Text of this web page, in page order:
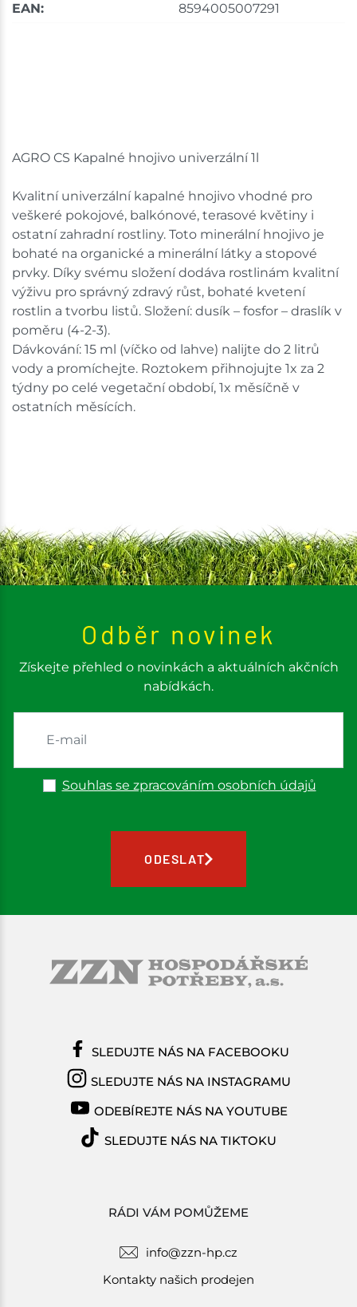
Ceny na prodejnách se mohou lišit od cen na e-
shopu.
EAN: 8594005007291
AGRO CS Kapalné hnojivo univerzální 1l
Kvalitní univerzální kapalné hnojivo vhodné pro
veškeré pokojové, balkónové, terasové květiny i
ostatní zahradní rostliny. Toto minerální hnojivo je
bohaté na organické a minerální látky a stopové
prvky. Díky svému složení dodáva rostlinám kvalitní
výživu pro správný zdravý růst, bohaté kvetení
rostlin a tvorbu listů. Složení: dusík – fosfor – draslík v
poměru (4-2-3).
Dávkování: 15 ml (víčko od lahve) nalijte do 2 litrů
vody a promíchejte. Roztokem přihnojujte 1x za 2
týdny po celé vegetační období, 1x měsíčně v
ostatních měsících.
Odběr novinek
Získejte přehled o novinkách a aktuálních akčních
nabídkách.
Souhlas se zpracováním osobních údajů
ODESLAT
RÁDI VÁM POMŮŽEME
info@zzn-hp.cz
Kontakty našich prodejen
SLEDUJTE NÁS NA FACEBOOKU
SLEDUJTE NÁS NA INSTAGRAMU
ODEBÍREJTE NÁS NA YOUTUBE
SLEDUJTE NÁS NA TIKTOKU